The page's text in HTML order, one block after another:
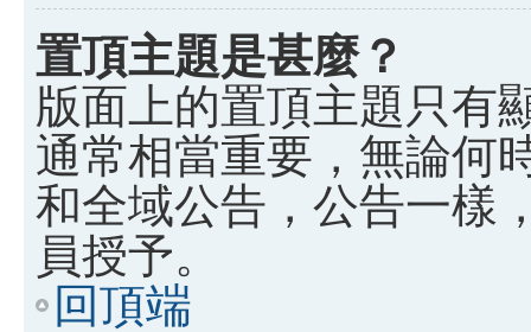
置頂主題是甚麼？
版面上的置頂主題只有
通常相當重要，無論何
和全域公告，公告一樣
員授予。
回頂端